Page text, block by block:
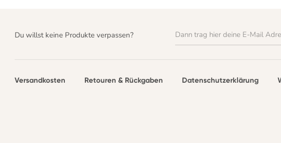
Du willst keine Produkte verpassen? Dann trag hier deine E-Mail
Versandkosten Retouren & Rückgaben Datenschutzerklärung